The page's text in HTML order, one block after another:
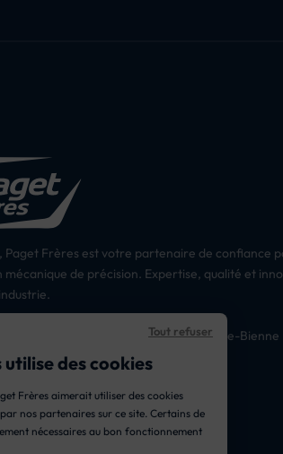
des cookies
Frères aimerait utiliser des cookies
nos partenaires sur ce site. Certains de
nécessaires au bon fonctionnement
Tout refuser
Paget Frères est votre partenaire de confiance
mécanique de précision. Expertise, qualité et
Grandchavin – Morez 39400 Hauts-de-Bienne
60
8h – 11h30